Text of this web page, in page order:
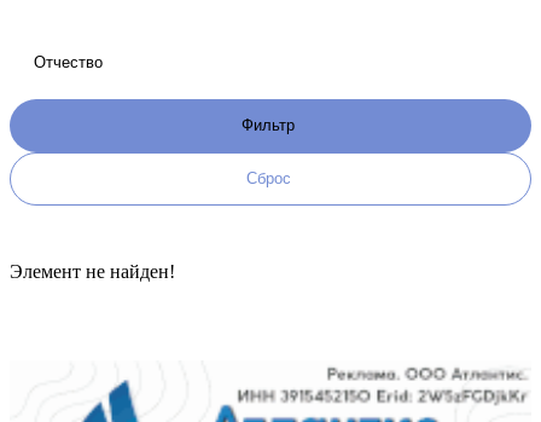
Элемент не найден!